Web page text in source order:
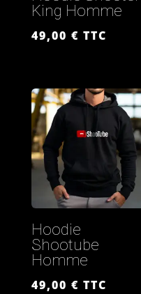
King Homme
49,00 € TTC
Hoodie
Shootube
Homme
49,00 € TTC